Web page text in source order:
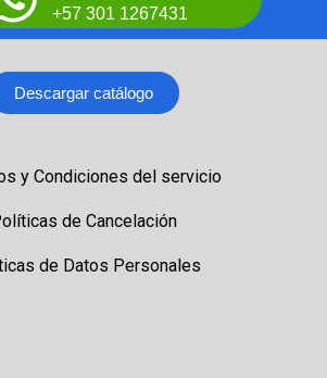
+57 301 1267431
Descargar catálogo
y Condiciones del servicio
de Cancelación
de Datos Personales